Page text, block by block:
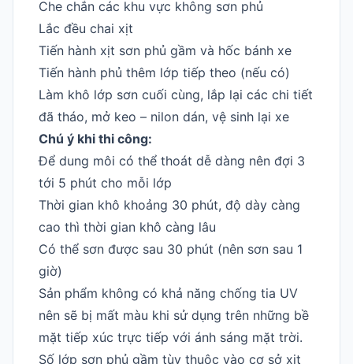
Che chắn các khu vực không sơn phủ
Lắc đều chai xịt
Tiến hành xịt sơn phủ gầm và hốc bánh xe
Tiến hành phủ thêm lớp tiếp theo (nếu có)
Làm khô lớp sơn cuối cùng, lắp lại các chi tiết
đã tháo, mở keo – nilon dán, vệ sinh lại xe
Chú ý khi thi công:
Để dung môi có thể thoát dễ dàng nên đợi 3
tới 5 phút cho mỗi lớp
Thời gian khô khoảng 30 phút, độ dày càng
cao thì thời gian khô càng lâu
Có thể sơn được sau 30 phút (nên sơn sau 1
giờ)
Sản phẩm không có khả năng chống tia UV
nên sẽ bị mất màu khi sử dụng trên những bề
mặt tiếp xúc trực tiếp với ánh sáng mặt trời.
Số lớp sơn phủ gầm tùy thuộc vào cơ sở xịt